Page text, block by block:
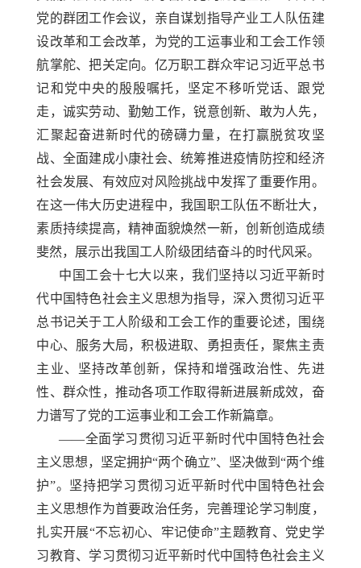
党的群团工作会议，亲自谋划指导产业工人队伍建
设改革和工会改革，为党的工运事业和工会工作领
航掌舵、把关定向。亿万职工群众牢记习近平总书
记和党中央的殷殷嘱托，坚定不移听党话、跟党
走，诚实劳动、勤勉工作，锐意创新、敢为人先，
汇聚起奋进新时代的磅礴力量，在打赢脱贫攻坚
战、全面建成小康社会、统筹推进疫情防控和经济
社会发展、有效应对风险挑战中发挥了重要作用。
在这一伟大历史进程中，我国职工队伍不断壮大，
素质持续提高，精神面貌焕然一新，创新创造成绩
斐然，展示出我国工人阶级团结奋斗的时代风采。
中国工会十七大以来，我们坚持以习近平新时
代中国特色社会主义思想为指导，深入贯彻习近平
总书记关于工人阶级和工会工作的重要论述，围绕
中心、服务大局，积极进取、勇担责任，聚焦主责
主业、坚持改革创新，保持和增强政治性、先进
性、群众性，推动各项工作取得新进展新成效，奋
力谱写了党的工运事业和工会工作新篇章。
——全面学习贯彻习近平新时代中国特色社会
主义思想，坚定拥护“两个确立”、坚决做到“两个维
护”。坚持把学习贯彻习近平新时代中国特色社会
主义思想作为首要政治任务，完善理论学习制度，
扎实开展“不忘初心、牢记使命”主题教育、党史学
习教育、学习贯彻习近平新时代中国特色社会主义